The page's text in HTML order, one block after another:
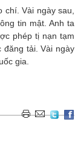
Vài ngày sau,
tin mật. Anh ta
phép tị nạn tạm
tải. Vài ngày
gia.